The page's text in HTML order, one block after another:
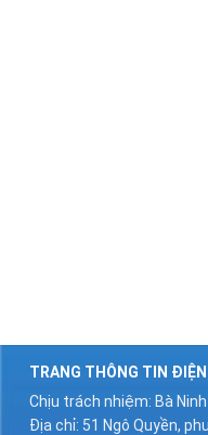
TRANG THÔNG TIN
Chịu trách nhiệm: Bà
Địa chỉ: 51 Ngô Quyền,